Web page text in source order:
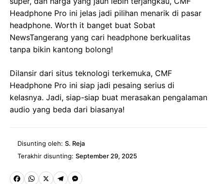
Headphone Pro ini jelas jadi pilihan menarik di pasar
headphone. Worth it banget buat Sobat
NewsTangerang yang cari headphone berkualitas
tanpa bikin kantong bolong!
Dilansir dari situs teknologi terkemuka, CMF
Headphone Pro ini siap jadi pesaing serius di
kelasnya. Jadi, siap-siap buat merasakan pengalaman
audio yang beda dari biasanya!
Disunting oleh: S. Reja
Terakhir disunting: September 29, 2025